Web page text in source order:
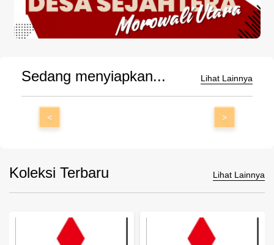
Sedang menyiapkan... Lihat Lainnya
< >
Koleksi Terbaru Lihat Lainnya